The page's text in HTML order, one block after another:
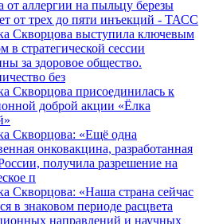
от аллергии на пыльцу березы
от трех до пяти инъекций - ТАСС
Скворцова выступила ключевым
в стратегической сессии
за здоровое общество.
без
Скворцова присоединилась к
доброй акции «Ёлка
Скворцова: «Ещё одна
онковакцина, разработанная
получила разрешение на
п
Скворцова: «Наша страна сейчас
в знаковом периоде расцвета
направлений и научных